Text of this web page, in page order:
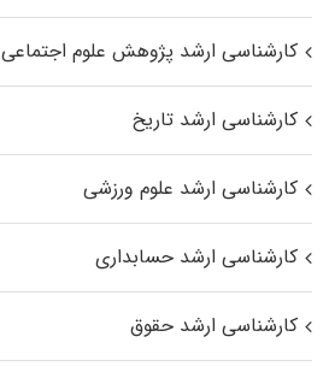
کارشناسی ارشد پژوهش علوم اجتماعی
کارشناسی ارشد تاریخ
کارشناسی ارشد علوم ورزشی
کارشناسی ارشد حسابداری
کارشناسی ارشد حقوق